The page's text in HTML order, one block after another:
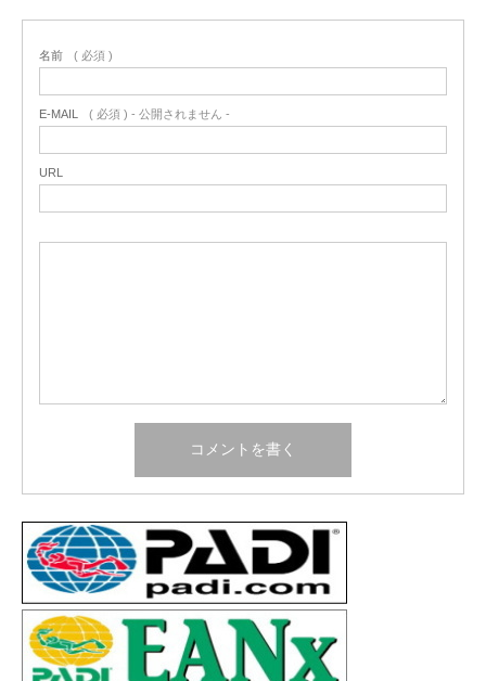
名前 ( 必須 )
E-MAIL ( 必須 ) - 公開されません -
URL